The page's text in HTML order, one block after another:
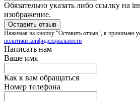
Обязательно указать либо ссылку на
изображение.
Нажимая на кнопку "Оставить отзыв", я принимаю
политики конфиденциальности
Написать нам
Ваше имя
Как к вам обращаться
Номер телефона